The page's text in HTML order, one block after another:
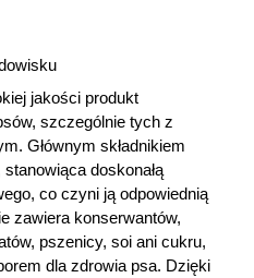
jakości produkt
szczególnie tych z
Głównym składnikiem
doskonałą
co czyni ją odpowiednią
zawiera konserwantów,
pszenicy, soi ani cukru,
dla zdrowia psa. Dzięki